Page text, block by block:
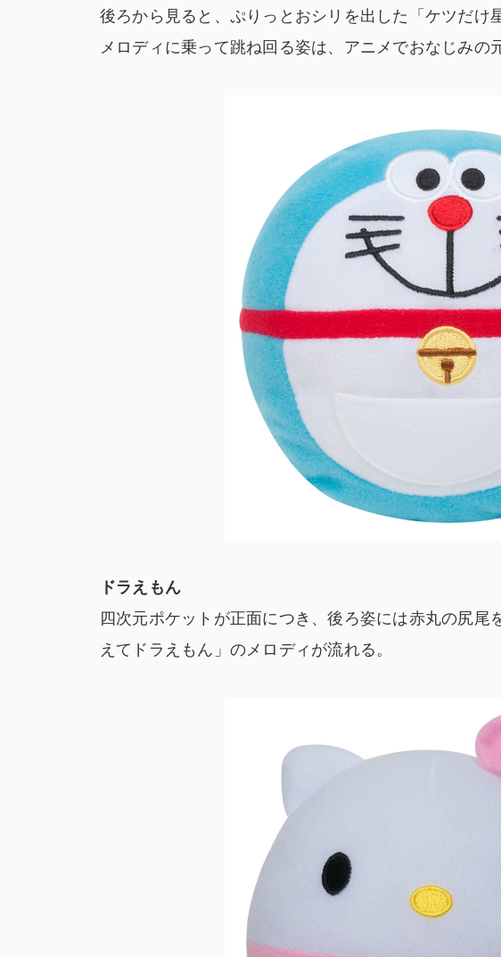
後ろから見ると、ぷりっとおシリを出した「ケツだけ
メロディに乗って跳ね回る姿は、アニメでおなじみの
ドラえもん
四次元ポケットが正面につき、後ろ姿には赤丸の尻尾
えてドラえもん」のメロディが流れる。